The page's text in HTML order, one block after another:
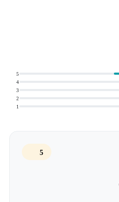
1
2
3
4
5
5